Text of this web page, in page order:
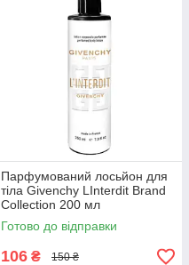
Парфумований лосьйон для
тіла Givenchy LInterdit Brand
Collection 200 мл
Готово до відправки
106 ₴ 150 ₴